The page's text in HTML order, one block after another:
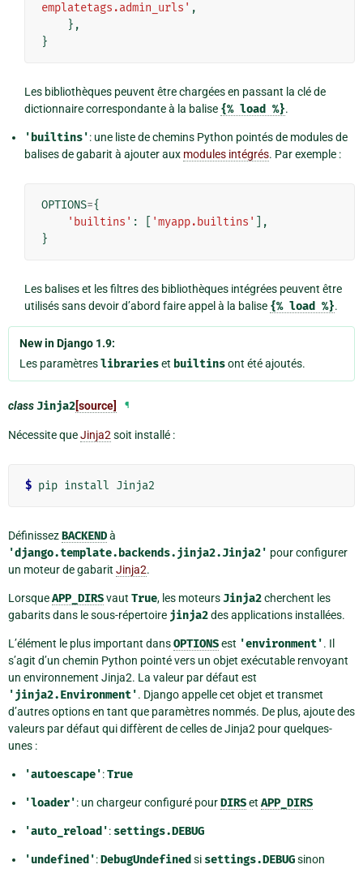
emplatetags.admin_urls' ,
},
}
Les bibliothèques peuvent être chargées en passant la clé de
dictionnaire correspondante à la balise {% load %}.
'builtins': une liste de chemins Python pointés de modules de
balises de gabarit à ajouter aux modules intégrés. Par exemple :
OPTIONS={
'builtins' : 'myapp.builtins'
],
}
Les balises et les filtres des bibliothèques intégrées peuvent être
utilisés sans devoir d’abord faire appel à la balise {% load %}.
New in Django 1.9:
Les paramètreslibrarieset builtinsont été ajoutés.
classJinja2[source] ¶
Nécessite queJinja2soit installé :
$
DéfinissezBACKENDà
'django.template.backends.jinja2.Jinja2' pour configurer
un moteur de gabarit Jinja2.
LorsqueAPP_DIRSvaut True, les moteursJinja2cherchent les
gabarits dans le sous-répertoire jinja2des applications installées.
L’élément le plus important dansOPTIONSest 'environment'. Il
s’agit d’un chemin Python pointé vers un objet exécutable renvoyant
un environnement Jinja2. La valeur par défaut est
'jinja2.Environment'. Django appelle cet objet et transmet
d’autres options en tant que paramètres nommés. De plus, ajoute des
valeurs par défaut qui diffèrent de celles de Jinja2 pour quelques-
unes :
'autoescape':True
'loader': un chargeur configuré pourDIRSet APP_DIRS
'auto_reload': settings.DEBUG
'undefined':DebugUndefined si settings.DEBUGsinon